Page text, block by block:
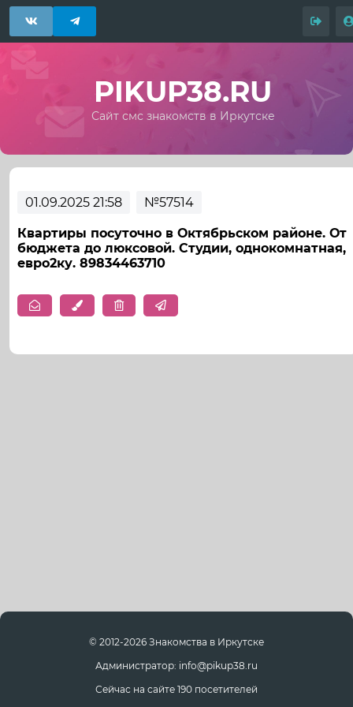
PIKUP38.RU
Сайт смс знакомств в Иркутске
01.09.2025 21:58 №57514
Квартиры посуточно в Октябрьском районе. От
бюджета до люксовой. Студии, однокомнатная,
евро2ку. 89834463710
© 2012-2026 Знакомства в Иркутске
Администратор: info@pikup38.ru
Сейчас на сайте 190 посетителей